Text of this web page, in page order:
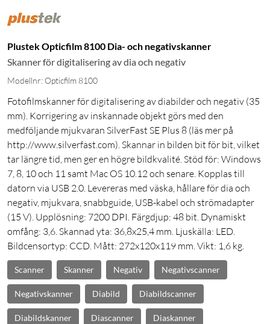
Plustek Opticfilm 8100 Dia- och negativskanner
Skanner för digitalisering av dia och negativ
Modellnr: Opticfilm 8100
Fotofilmskanner för digitalisering av diabilder och negativ (35
mm). Korrigering av inskannade objekt görs med den
medföljande mjukvaran SilverFast SE Plus 8 (läs mer på
http://www.silverfast.com). Skannar in bilden bit för bit, vilket
tar längre tid, men ger en högre bildkvalité. Stöd för: Windows
7, 8, 10 och 11 samt Mac OS 10.12 och senare. Kopplas till
datorn via USB 2.0. Levereras med väska, hållare för dia och
negativ, mjukvara, snabbguide, USB-kabel och strömadapter
(15 V). Upplösning: 7200 DPI. Färgdjup: 48 bit. Dynamiskt
omfång: 3,6. Skannad yta: 36,8x25,4 mm. Ljuskälla: LED.
Bildcensortyp: CCD. Mått: 272x120x119 mm. Vikt: 1,6 kg.
Scanner Skanner Negativ Negativscanner
Negativskanner Diabild Diabildscanner
Diabildskanner Diascanner Diaskanner